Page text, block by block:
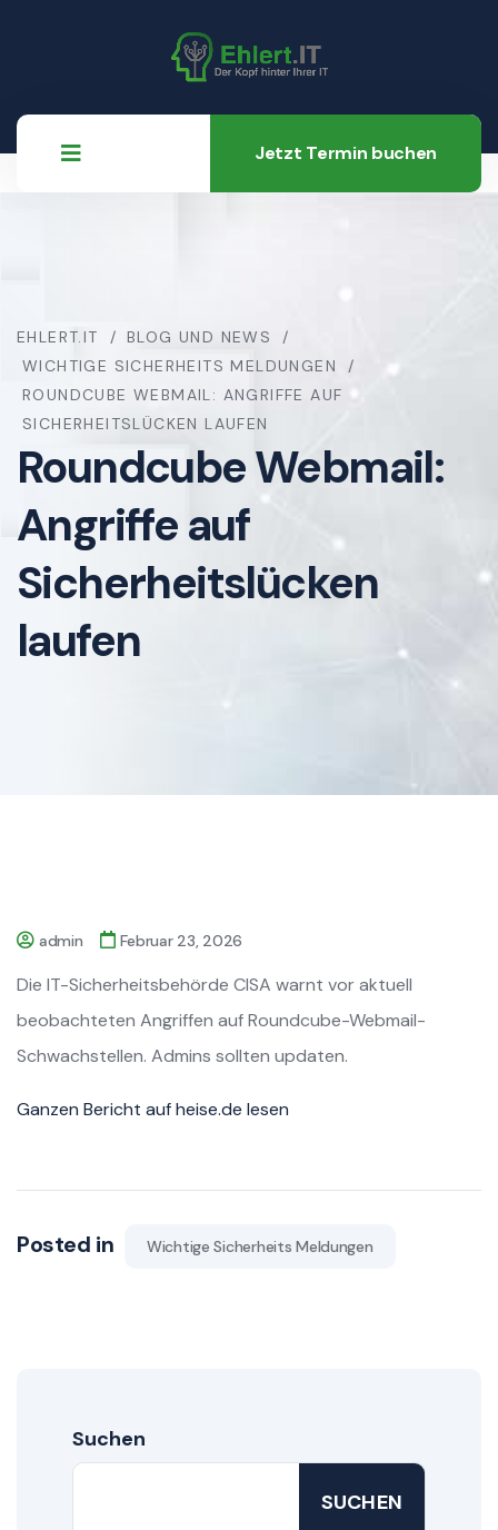
Jetzt Termin buchen
EHLERT.IT
BLOG UND NEWS
WICHTIGE SICHERHEITS MELDUNGEN
ROUNDCUBE WEBMAIL: ANGRIFFE AUF
SICHERHEITSLÜCKEN LAUFEN
Roundcube Webmail:
Angriffe auf
Sicherheitslücken
laufen
admin Februar 23, 2026
Die IT-Sicherheitsbehörde CISA warnt vor aktuell
beobachteten Angriffen auf Roundcube-Webmail-
Schwachstellen. Admins sollten updaten.
Ganzen Bericht auf heise.de lesen
Posted in Wichtige Sicherheits Meldungen
Suchen
SUCHEN